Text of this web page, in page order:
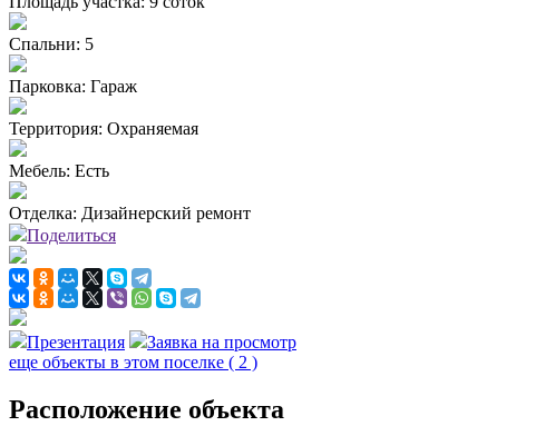
Спальни: 5
Парковка: Гараж
Территория: Охраняемая
Мебель: Есть
Отделка: Дизайнерский ремонт
Поделиться
Презентация
Заявка на просмотр
еще объекты в этом поселке ( 2 )
Расположение объекта